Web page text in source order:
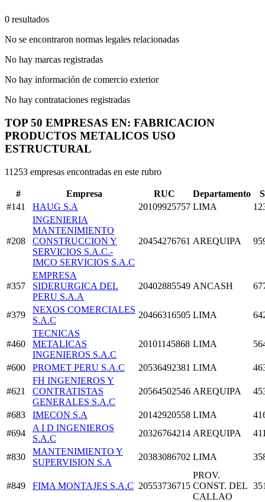
0 resultados
No se encontraron normas legales relacionadas
No hay marcas registradas
No hay información de comercio exterior
No hay contrataciones registradas
TOP 50 EMPRESAS EN: FABRICACION
PRODUCTOS METALICOS USO
ESTRUCTURAL
11253 empresas encontradas en este rubro
# Empresa RUC Departamento
#141
HAUG S.A 20109925757 LIMA
#208
INGENIERIA
MANTENIMIENTO
CONSTRUCCION Y
SERVICIOS S.A.C.-
IMCO SERVICIOS S.A.C
20454276761 AREQUIPA
#357
EMPRESA
SIDERURGICA DEL
PERU S.A.A
20402885549 ANCASH
#379
NEXOS COMERCIALES
S.A.C
20466316505 LIMA
#460
TECNICAS
METALICAS
INGENIEROS S.A.C
20101145868 LIMA
#600 PROMET PERU S.A.C 20536492381 LIMA
#621
FH INGENIEROS Y
CONTRATISTAS
GENERALES S.A.C
20564502546 AREQUIPA
#683 IMECON S.A 20142920558 LIMA
#694
A I D INGENIEROS
S.A.C
20326764214 AREQUIPA
#830
MANTENIMIENTO Y
SUPERVISION S.A
20383086702 LIMA
#849 FIMA MONTAJES S.A.C 20553736715
PROV.
CONST. DEL
CALLAO